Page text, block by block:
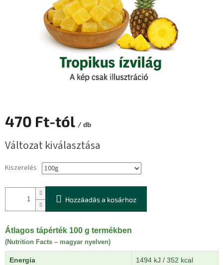
470 Ft-tól / db
Változat kiválasztása
Kiszerelés
Hozzáadás a kosárhoz
Átlagos tápérték 100 g termékben
(Nutrition Facts – magyar nyelven)
Energia 1494 kJ / 352 kcal